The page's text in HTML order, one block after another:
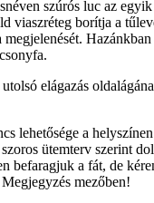
szúrós luc az
viaszréteg borítja a
megjelenését.
utolsó elágazás
lehetősége a
ütemterv szerint
befaragjuk a fát, de
mezőben!